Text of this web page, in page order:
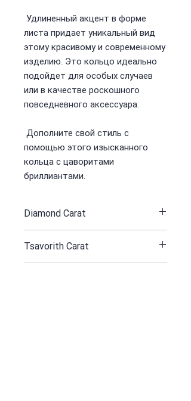
Удлиненный акцент в форме
листа придает уникальный вид
этому красивому и современному
изделию. Это кольцо идеально
подойдет для особых случаев
или в качестве роскошного
повседневного аксессуара.
Дополните свой стиль с
помощью этого изысканного
кольца с цаворитами
бриллиантами.
Diamond Carat
Tsavorith Carat